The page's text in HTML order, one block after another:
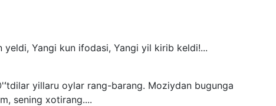
Yangi kun ifodasi, Yangi yil kirib keldi!...
yillaru oylar rang-barang. Moziydan bugunga
sening xotirang....